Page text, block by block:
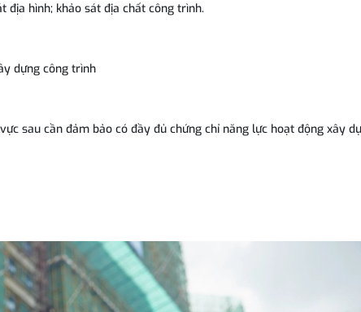
địa hình; khảo sát địa chất công trình.
dựng công trình
sau cần đảm bảo có đầy đủ chứng chỉ năng lực hoạt động xây